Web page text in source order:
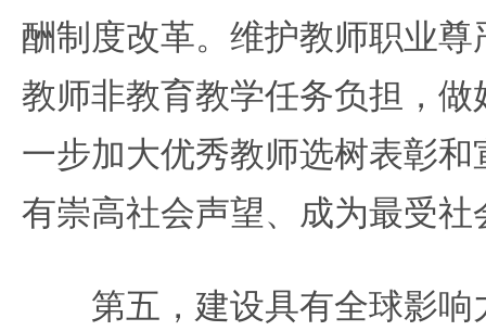
酬制度改革。维护教师职业
教师非教育教学任务负担，
一步加大优秀教师选树表彰
有崇高社会声望、成为最受
第五，建设具有全球影响